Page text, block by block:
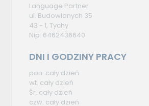
Language Partner
ul. Budowlanych 35
43 - 1, Tychy
Nip: 6462436640
DNI I GODZINY PRACY
pon. cały dzień
wt. cały dzień
Śr. cały dzień
czw. cały dzień